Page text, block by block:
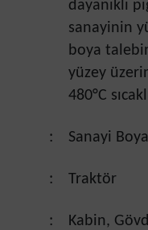
dayanıklı
sanayinin
boya
yüzey
480°C
: Sanayi
: Traktör
:
Kabin,